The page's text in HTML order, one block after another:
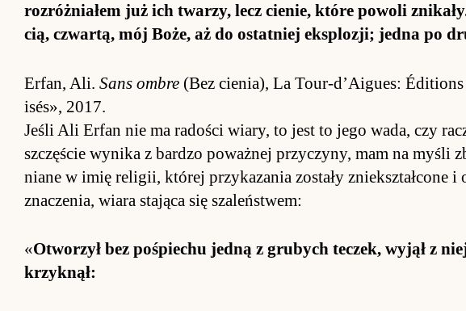
roz­róż­nia­łem już ich twarzy, lecz cie­nie, które po­woli
cią, czwar­tą, mój Bo­że, aż do ostat­niej eks­plozji; jedna po
Er­fan, Ali. Sans ombre (Bez cie­nia), La To­ur-d’Aigues:
isés», 2017.
Jeśli Ali Er­fan nie ma rado­ści wia­ry, to jest to jego wada, czy
szczę­ście wy­nika z bar­dzo po­waż­nej przy­czyny, mam na myśli
niane w imię re­ligii, której przy­ka­zania zo­stały znie­kształ­cone
zna­cze­nia, wiara stająca się sza­leń­stwem:
«Otworzył bez po­śpie­chu jedną z gru­bych te­czek, wy­jął z
krzyk­nął: